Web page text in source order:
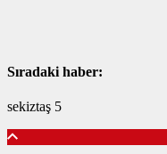
Sıradaki haber:
sekiztaş 5